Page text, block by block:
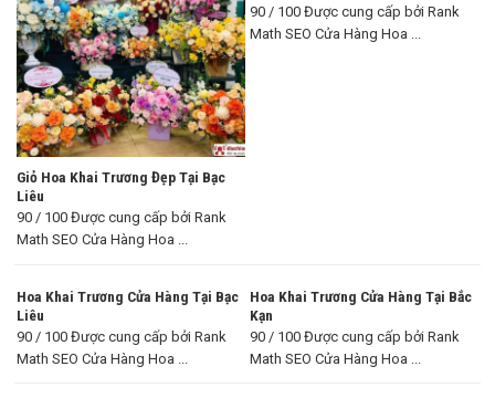
Giỏ Hoa Khai Trương Đẹp Tại Bạc
Liêu
90 / 100 Được cung cấp bởi Rank
Math SEO Cửa Hàng Hoa ...
90 / 100 Được cung cấp bởi Rank
Math SEO Cửa Hàng Hoa ...
Hoa Khai Trương Cửa Hàng Tại Bạc
Liêu
90 / 100 Được cung cấp bởi Rank
Math SEO Cửa Hàng Hoa ...
Hoa Khai Trương Cửa Hàng Tại Bắc
Kạn
90 / 100 Được cung cấp bởi Rank
Math SEO Cửa Hàng Hoa ...